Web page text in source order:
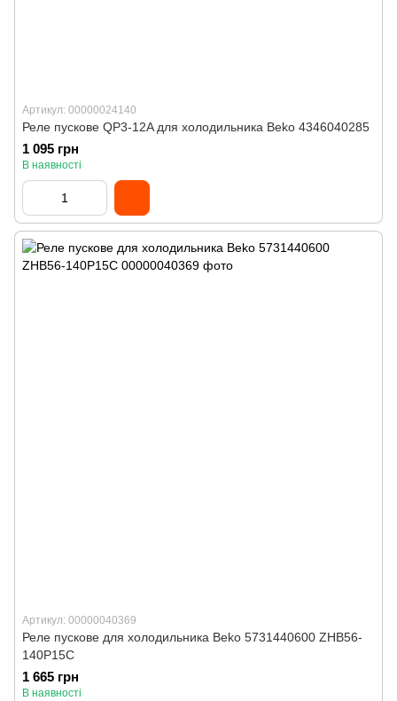
Артикул: 00000024140
Реле пускове QP3-12A для холодильника Beko 4346040285
1 095 грн
В наявності
Артикул: 00000040369
Реле пускове для холодильника Beko 5731440600 ZHB56-
140P15C
1 665 грн
В наявності